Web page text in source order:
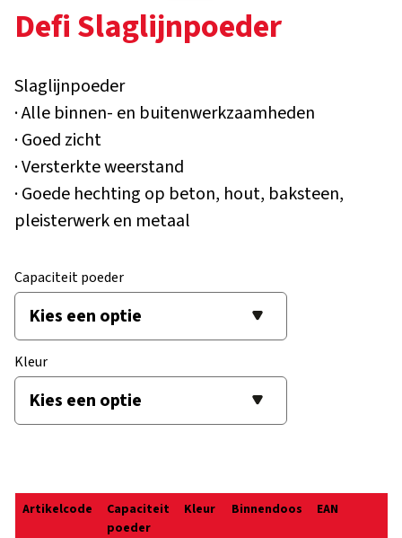
Defi Slaglijnpoeder
Slaglijnpoeder
· Alle binnen- en buitenwerkzaamheden
· Goed zicht
· Versterkte weerstand
· Goede hechting op beton, hout, baksteen,
pleisterwerk en metaal
Capaciteit poeder
Kleur
Artikelcode
Capaciteit
poeder
Kleur Binnendoos EAN